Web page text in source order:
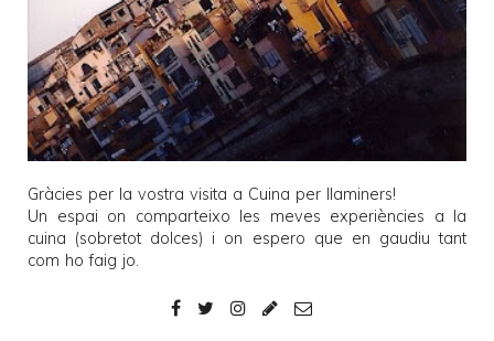
Gràcies per la vostra visita a Cuina per llaminers!
Un espai on comparteixo les meves experiències a la
cuina (sobretot dolces) i on espero que en gaudiu tant
com ho faig jo.